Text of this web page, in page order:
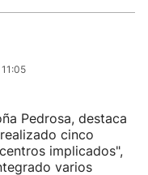
Pedrosa, destaca
cinco
implicados",
varios